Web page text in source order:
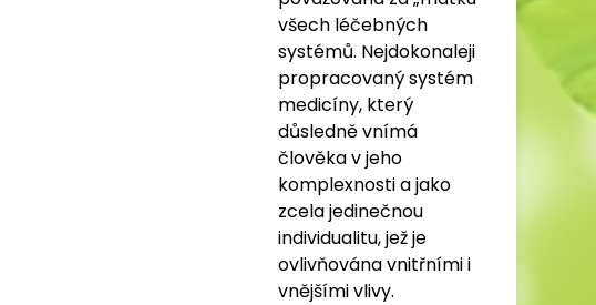
všech léčebných
systémů. Nejdokonaleji
propracovaný systém
medicíny, který
důsledně vnímá
člověka v jeho
komplexnosti a jako
zcela jedinečnou
individualitu, jež je
ovlivňována vnitřními i
vnějšími vlivy.